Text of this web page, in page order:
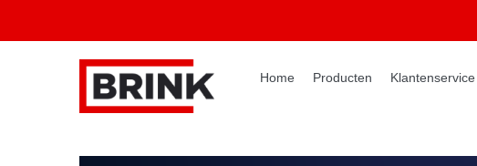
Home Producten Klantenservice